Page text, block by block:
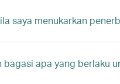
saya menukarkan
bagasi apa yang berlaku